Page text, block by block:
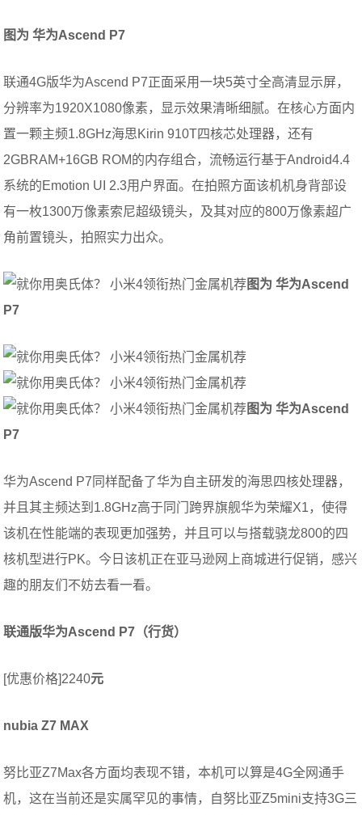
图为 华为Ascend P7
联通4G版华为Ascend P7正面采用一块5英寸全高清显示屏，
分辨率为1920X1080像素，显示效果清晰细腻。在核心方面内
置一颗主频1.8GHz海思Kirin 910T四核芯处理器，还有
2GBRAM+16GB ROM的内存组合，流畅运行基于Android4.4
系统的Emotion UI 2.3用户界面。在拍照方面该机机身背部设
有一枚1300万像素索尼超级镜头，及其对应的800万像素超广
角前置镜头，拍照实力出众。
图为 华为Ascend
P7
图为 华为Ascend
P7
华为Ascend P7同样配备了华为自主研发的海思四核处理器，
并且其主频达到1.8GHz高于同门跨界旗舰华为荣耀X1，使得
该机在性能端的表现更加强势，并且可以与搭载骁龙800的四
核机型进行PK。今日该机正在亚马逊网上商城进行促销，感兴
趣的朋友们不妨去看一看。
联通版华为Ascend P7（行货）
[优惠价格]2240元
nubia Z7 MAX
努比亚Z7Max各方面均表现不错，本机可以算是4G全网通手
机，这在当前还是实属罕见的事情，自努比亚Z5mini支持3G三